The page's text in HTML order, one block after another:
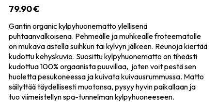
79.90€
Gantin organic kylpyhuonematto ylellisenä
puhtaanvalkoisena. Pehmeälle ja muhkealle froteematolle
on mukava astella suihkun tai kylvyn jälkeen. Reunoja kiertää
kudottu kehyskuvio. Suosittu kylpyhuonematto on tiheästi
kudottua 100% orgaanista puuvillaa, joten voit pestä sen
huoletta pesukoneessa ja kuivata kuivausrummussa. Matto
säilyttää täydellisesti muotonsa, pysyy hyvin paikallaan ja
tuo viimeistellyn spa-tunnelman kylpyhuoneeseen.